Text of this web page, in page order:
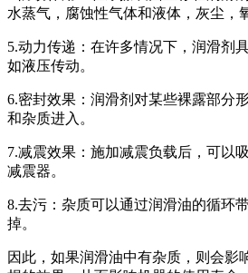
水蒸气，腐蚀性气体和液体，灰尘，
5.动力传递：在许多情况下，润滑剂
如液压传动。
6.密封效果：润滑剂对某些裸露部分
和杂质进入。
7.减震效果：施加减震负载后，可以
减震器。
8.去污：杂质可以通过润滑油的循环
掉。
因此，如果润滑油中有杂质，则会影